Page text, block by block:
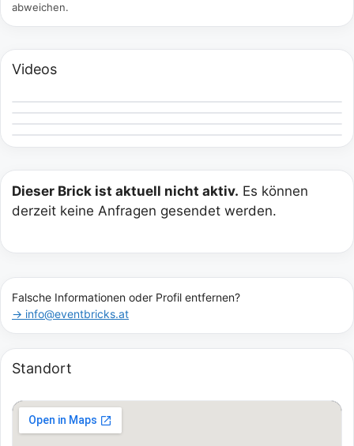
abweichen.
Videos
Dieser Brick ist aktuell nicht aktiv. Es können
derzeit keine Anfragen gesendet werden.
Falsche Informationen oder Profil entfernen?
→ info@eventbricks.at
Standort